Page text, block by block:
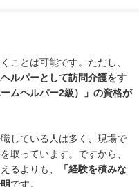
ことは可能です。ただし、
ルパーとして訪問介護をす
ムヘルパー2級）」の資格が
している人は多く、現場で
取っています。ですから、
るよりも、
「経験を積みな
です。